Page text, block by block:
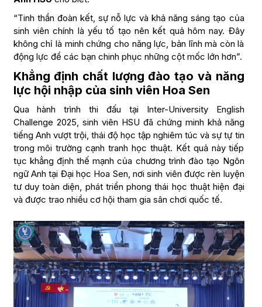
“Tinh thần đoàn kết, sự nỗ lực và khả năng sáng tạo của
sinh viên chính là yếu tố tạo nên kết quả hôm nay. Đây
không chỉ là minh chứng cho năng lực, bản lĩnh mà còn là
động lực để các bạn chinh phục những cột mốc lớn hơn”.
Khẳng định chất lượng đào tạo và năng
lực hội nhập của sinh viên Hoa Sen
Qua hành trình thi đấu tại Inter-University English
Challenge 2025, sinh viên HSU đã chứng minh khả năng
tiếng Anh vượt trội, thái độ học tập nghiêm túc và sự tự tin
trong môi trường cạnh tranh học thuật. Kết quả này tiếp
tục khẳng định thế mạnh của chương trình đào tạo Ngôn
ngữ Anh tại Đại học Hoa Sen, nơi sinh viên được rèn luyện
tư duy toàn diện, phát triển phong thái học thuật hiện đại
và được trao nhiều cơ hội tham gia sân chơi quốc tế.